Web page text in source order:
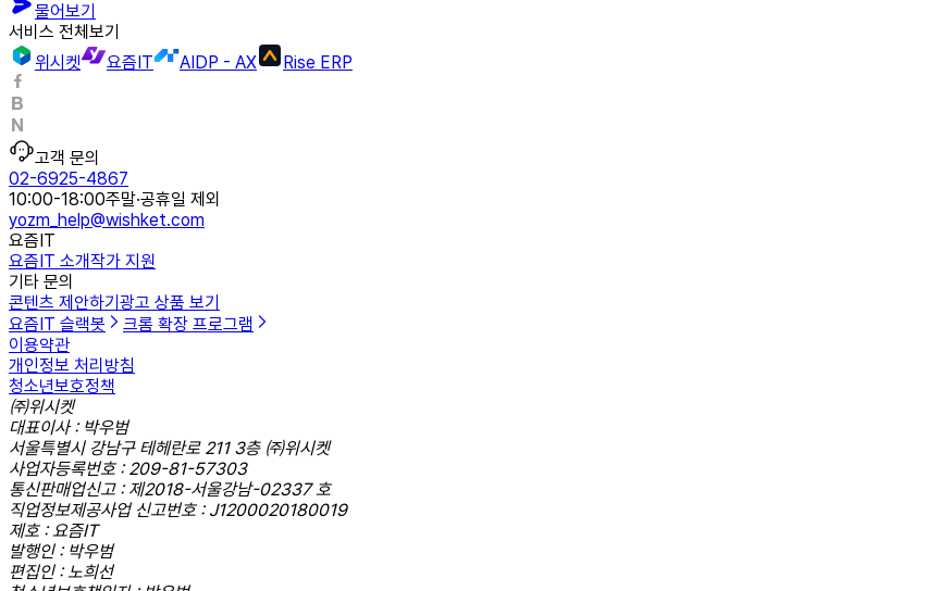
물어보기
서비스 전체보기
위시켓
요즘IT AIDP - AX Rise ERP
고객 문의
02-6925-4867
10:00-18:00주말·공휴일 제외
yozm_help@wishket.com
요즘IT
요즘IT 소개작가 지원
기타 문의
콘텐츠 제안하기 광고 상품 보기
요즘IT 슬랙봇
크롬 확장 프로그램
이용약관
개인정보 처리방침
청소년보호정책
㈜위시켓
대표이사 : 박우범
서울특별시 강남구 테헤란로 211 3층 ㈜위시켓
사업자등록번호 : 209-81-57303
통신판매업신고 : 제2018-서울강남-02337 호
직업정보제공사업 신고번호 : J1200020180019
제호 : 요즘IT
발행인 : 박우범
편집인 : 노희선